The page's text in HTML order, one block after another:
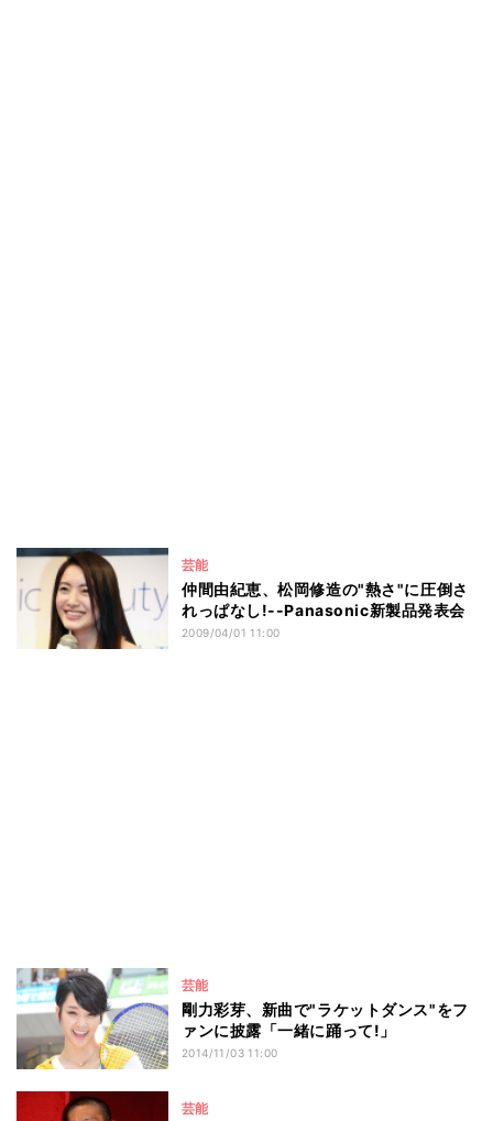
芸能
仲間由紀恵、松岡修造の"熱さ"に圧倒さ
れっぱなし!--Panasonic新製品発表会
2009/04/01 11:00
芸能
剛力彩芽、新曲で"ラケットダンス"をフ
ァンに披露「一緒に踊って!」
2014/11/03 11:00
芸能